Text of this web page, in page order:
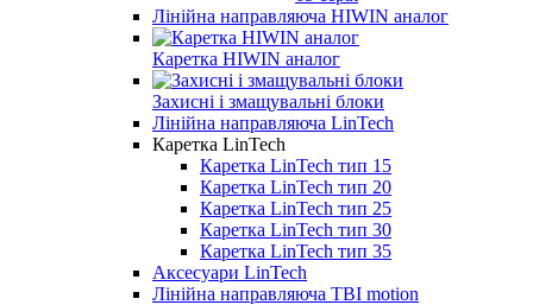
Лінійна направляюча HIWIN аналог
Каретка HIWIN аналог
Захисні і змащувальні блоки
Лінійна направляюча LinTech
Каретка LinTech
Каретка LinTech тип 15
Каретка LinTech тип 20
Каретка LinTech тип 25
Каретка LinTech тип 30
Каретка LinTech тип 35
Аксесуари LinTech
Лінійна направляюча TBI motion